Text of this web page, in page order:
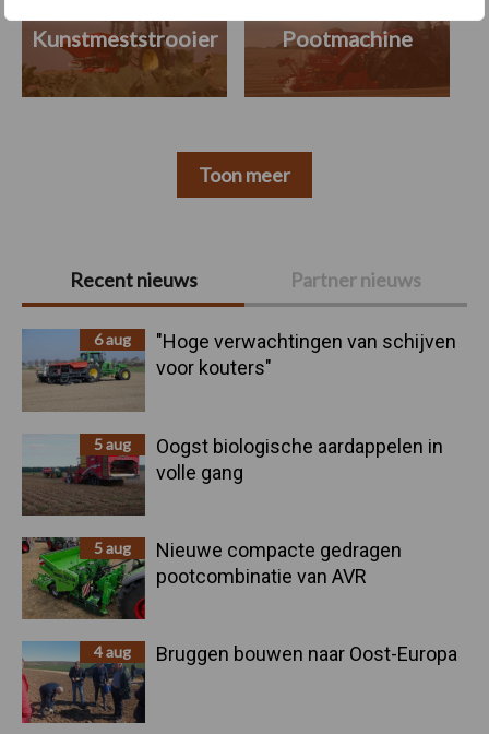
Primaire
Sidebar
Recent nieuws Partner nieuws
6 aug
"Hoge verwachtingen van schijven
voor kouters"
5 aug
Oogst biologische aardappelen in
volle gang
5 aug
Nieuwe compacte gedragen
pootcombinatie van AVR
4 aug Bruggen bouwen naar Oost-Europa
Kunstmeststrooier Pootmachine
Toon meer